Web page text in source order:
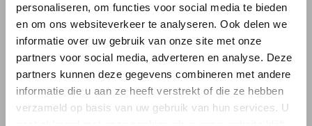
personaliseren, om functies voor social media te bieden
en om ons websiteverkeer te analyseren. Ook delen we
informatie over uw gebruik van onze site met onze
partners voor social media, adverteren en analyse. Deze
partners kunnen deze gegevens combineren met andere
informatie die u aan ze heeft verstrekt of die ze hebben
verzameld op basis van uw gebruik van hun services. U
Kraanverhuur
Industriële verhuizingen
Specifieke Verhuizingen
Bouwlogistiek
Autolaadkranen
Drones
Saan Museum
Overig (vul hieronder in)